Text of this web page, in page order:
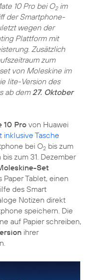
10 Pro bei O2im
der Smartphone-
wegen der
Plattform mit
Zusätzlich
zum
von Moleskine im
lite-Version des
ab dem27. Oktober
10 Pro von Huawei
inklusive Tasche
bei O2 bis zum
bis zum 31. Dezember
Set
Tablet, einen
des Smart
Notizen direkt
speichern. Die
auf Papier schreiben,
ihrer